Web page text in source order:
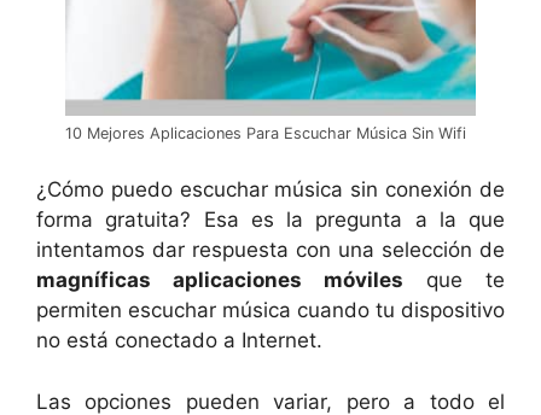
10 Mejores Aplicaciones Para Escuchar Música Sin Wifi
¿Cómo puedo escuchar música sin conexión de
forma gratuita? Esa es la pregunta a la que
intentamos dar respuesta con una selección de
magníficas aplicaciones móviles que te
permiten escuchar música cuando tu dispositivo
no está conectado a Internet.
Las opciones pueden variar, pero a todo el